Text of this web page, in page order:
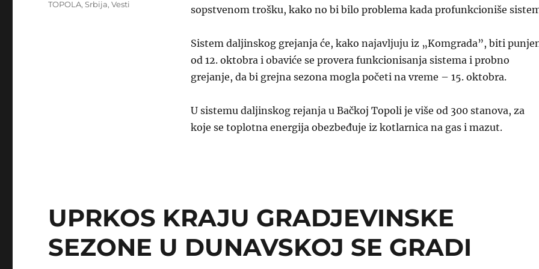
sopstvenom trošku, kako no bi bilo problema kada profunkcioniše
Sistem daljinskog grejanja će, kako najavljuju iz „Komgrada”, biti
od 12. oktobra i obaviće se provera funkcionisanja sistema i probno
grejanje, da bi grejna sezona mogla početi na vreme – 15. oktobra.
U sistemu daljinskog rejanja u Bačkoj Topoli je više od 300 stanova, za
koje se toplotna energija obezbeđuje iz kotlarnica na gas i mazut.
TOPOLA,Srbija,Vesti
UPRKOS KRAJU GRADJEVINSKE
SEZONE U DUNAVSKOJ SE GRADI